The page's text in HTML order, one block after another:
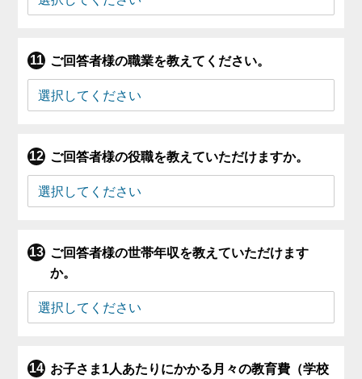
ご回答者様の職業を教えてください。
ご回答者様の役職を教えていただけますか。
ご回答者様の世帯年収を教えていただけます
か。
お子さま1人あたりにかかる月々の教育費（学校